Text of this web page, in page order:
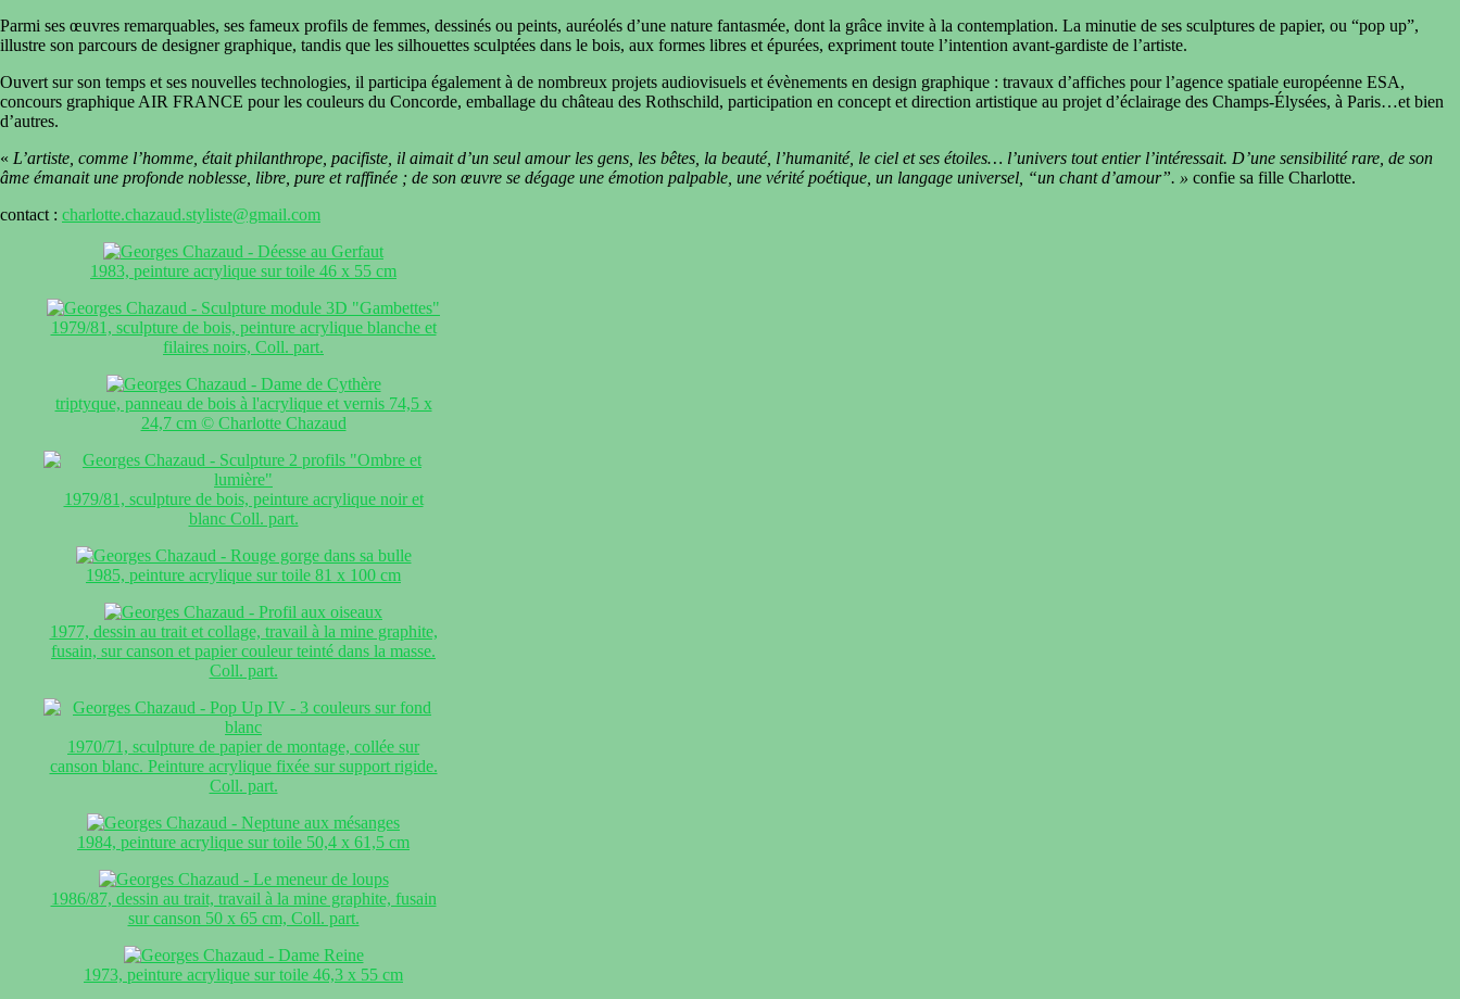
Parmi ses œuvres remarquables, ses fameux profils de femmes, dessinés ou peints, auréolés d’une nature fantasmée, dont la grâce invite à la contemplation. La minutie de ses sculptures de papier, ou “pop up”,
illustre son parcours de designer graphique, tandis que les silhouettes sculptées dans le bois, aux formes libres et épurées, expriment toute l’intention avant-gardiste de l’artiste.
Ouvert sur son temps et ses nouvelles technologies, il participa également à de nombreux projets audiovisuels et évènements en design graphique : travaux d’affiches pour l’agence spatiale européenne ESA,
concours graphique AIR FRANCE pour les couleurs du Concorde, emballage du château des Rothschild, participation en concept et direction artistique au projet d’éclairage des Champs-Élysées, à Paris…et bien
d’autres.
« L’artiste, comme l’homme, était philanthrope, pacifiste, il aimait d’un seul amour les gens, les bêtes, la beauté, l’humanité, le ciel et ses étoiles… l’univers tout entier l’intéressait. D’une sensibilité rare, de son
âme émanait une profonde noblesse, libre, pure et raffinée ; de son œuvre se dégage une émotion palpable, une vérité poétique, un langage universel, “un chant d’amour”. » confie sa fille Charlotte.
contact : charlotte.chazaud.styliste@gmail.com
1983, peinture acrylique sur toile 46 x 55 cm
1979/81, sculpture de bois, peinture acrylique blanche et
filaires noirs, Coll. part.
triptyque, panneau de bois à l'acrylique et vernis 74,5 x
24,7 cm © Charlotte Chazaud
1979/81, sculpture de bois, peinture acrylique noir et
blanc Coll. part.
1985, peinture acrylique sur toile 81 x 100 cm
1977, dessin au trait et collage, travail à la mine graphite,
fusain, sur canson et papier couleur teinté dans la masse.
Coll. part.
1970/71, sculpture de papier de montage, collée sur
canson blanc. Peinture acrylique fixée sur support rigide.
Coll. part.
1984, peinture acrylique sur toile 50,4 x 61,5 cm
1986/87, dessin au trait, travail à la mine graphite, fusain
sur canson 50 x 65 cm, Coll. part.
1973, peinture acrylique sur toile 46,3 x 55 cm